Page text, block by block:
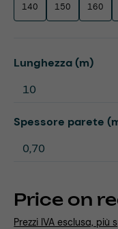
Price on
Prezzi IVA esclusa, più
140 150 160
Select
Lunghezza (m)
Select
Spessore parete